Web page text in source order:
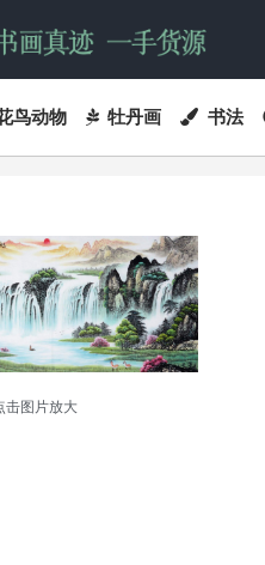
鸟动物 牡丹画 书法
击图片放大